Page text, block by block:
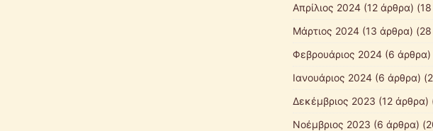
Απρίλιος 2024(12 άρθρα)
Μάρτιος 2024(13 άρθρα)
Φεβρουάριος 2024(6 άρθρα)
Ιανουάριος 2024(6 άρθρα)
Δεκέμβριος 2023 (12 άρθρα)
Νοέμβριος 2023 (6 άρθρα)